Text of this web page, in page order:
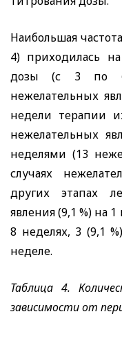
Наибольшая
4) приходилась
дозы (с 3 по
нежелательных
недели терапии
нежелательных
неделями (13
случаях
других этапах
явления (9,1 %) на
8 неделях, 3 (9,1
неделе.
Таблица 4.
зависимости от